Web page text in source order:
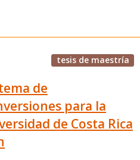
tesis de maestría
de
para la
de Costa Rica